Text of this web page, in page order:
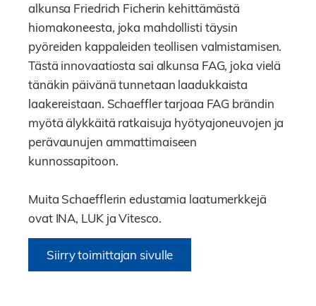
alkunsa Friedrich Ficherin kehittämästä
hiomakoneesta, joka mahdollisti täysin
pyöreiden kappaleiden teollisen valmistamisen.
Tästä innovaatiosta sai alkunsa FAG, joka vielä
tänäkin päivänä tunnetaan laadukkaista
laakereistaan. Schaeffler tarjoaa FAG brändin
myötä älykkäitä ratkaisuja hyötyajoneuvojen ja
perävaunujen ammattimaiseen
kunnossapitoon.
Muita Schaefflerin edustamia laatumerkkejä
ovat INA, LUK ja Vitesco.
Siirry toimittajan sivulle